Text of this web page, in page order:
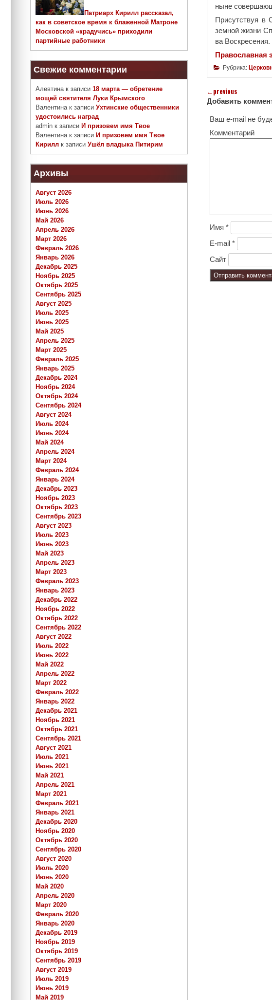
ныне
При­сут­ствуя в
зем­ной жиз­ни
ва Вос­кре­се­ния.
Православная
Рубрика:
←previous
Добавить
Ваш e-mail не
Комментарий
Имя *
E-mail *
Сайт
Патриарх Кирилл рассказал,
как в советское время к блаженной Матроне
Московской «крадучись» приходили
партийные работники
Свежие комментарии
Алевтинак записи 18 марта — обретение
мощей святителя Луки Крымского
Валентинак записи Ухтинские общественники
удостоились наград
admin к записи И призовем имя Твое
Валентинак записи И призовем имя Твое
Кирилл к записи Ушёл владыка Питирим
Архивы
Август 2026
Июль 2026
Июнь 2026
Май 2026
Апрель 2026
Март 2026
Февраль 2026
Январь 2026
Декабрь 2025
Ноябрь 2025
Октябрь 2025
Сентябрь 2025
Август 2025
Июль 2025
Июнь 2025
Май 2025
Апрель 2025
Март 2025
Февраль 2025
Январь 2025
Декабрь 2024
Ноябрь 2024
Октябрь 2024
Сентябрь 2024
Август 2024
Июль 2024
Июнь 2024
Май 2024
Апрель 2024
Март 2024
Февраль 2024
Январь 2024
Декабрь 2023
Ноябрь 2023
Октябрь 2023
Сентябрь 2023
Август 2023
Июль 2023
Июнь 2023
Май 2023
Апрель 2023
Март 2023
Февраль 2023
Январь 2023
Декабрь 2022
Ноябрь 2022
Октябрь 2022
Сентябрь 2022
Август 2022
Июль 2022
Июнь 2022
Май 2022
Апрель 2022
Март 2022
Февраль 2022
Январь 2022
Декабрь 2021
Ноябрь 2021
Октябрь 2021
Сентябрь 2021
Август 2021
Июль 2021
Июнь 2021
Май 2021
Апрель 2021
Март 2021
Февраль 2021
Январь 2021
Декабрь 2020
Ноябрь 2020
Октябрь 2020
Сентябрь 2020
Август 2020
Июль 2020
Июнь 2020
Май 2020
Апрель 2020
Март 2020
Февраль 2020
Январь 2020
Декабрь 2019
Ноябрь 2019
Октябрь 2019
Сентябрь 2019
Август 2019
Июль 2019
Июнь 2019
Май 2019